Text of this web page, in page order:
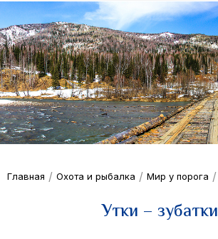
Главная / Охота и рыбалка / Мир у порога /
Утки – зубатки